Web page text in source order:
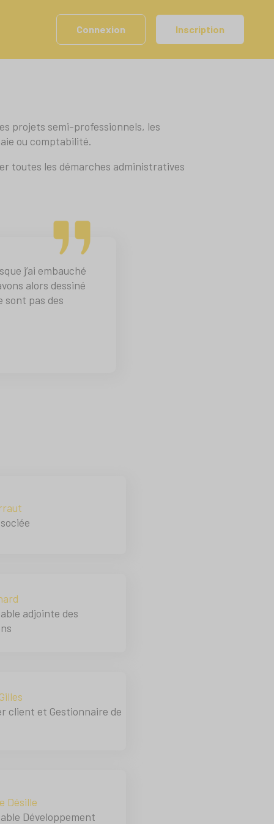
Connexion Inscription
projets semi-professionnels, les
ou comptabilité.
toutes les démarches administratives
j’ai embauché
alors dessiné
sont pas des
adjointe des
client et Gestionnaire de
Désille
Développement